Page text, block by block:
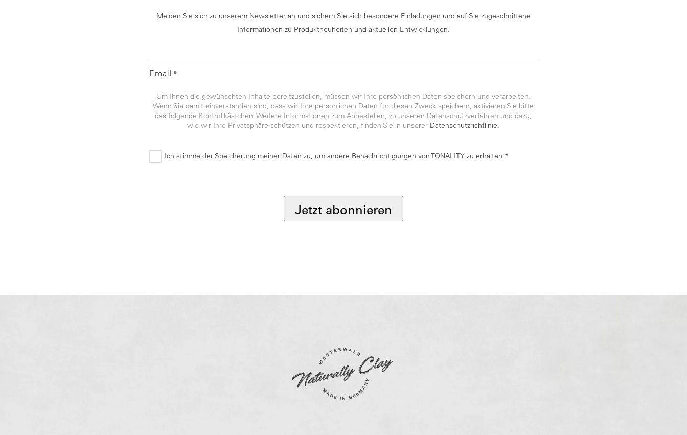
Melden Sie sich zu unserem Newsletter an und sichern Sie sich besondere Einladungen und auf Sie zugeschnittene
Informationen zu Produktneuheiten und aktuellen Entwicklungen.
Email *
Um Ihnen die gewünschten Inhalte bereitzustellen, müssen wir Ihre persönlichen Daten speichern und verarbeiten.
Wenn Sie damit einverstanden sind, dass wir Ihre persönlichen Daten für diesen Zweck speichern, aktivieren Sie bitte
das folgende Kontrollkästchen. Weitere Informationen zum Abbestellen, zu unseren Datenschutzverfahren und dazu,
wie wir Ihre Privatsphäre schützen und respektieren, finden Sie in unserer Datenschutzrichtlinie.
Ich stimme der Speicherung meiner Daten zu, um andere Benachrichtigungen von TONALITY zu erhalten.*
Jetzt abonnieren